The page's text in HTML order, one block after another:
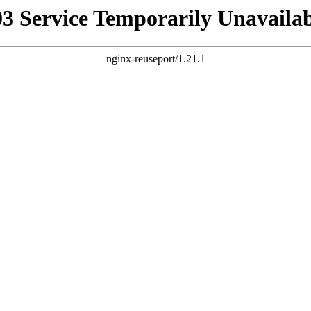
Service Temporarily
nginx-reuseport/1.21.1